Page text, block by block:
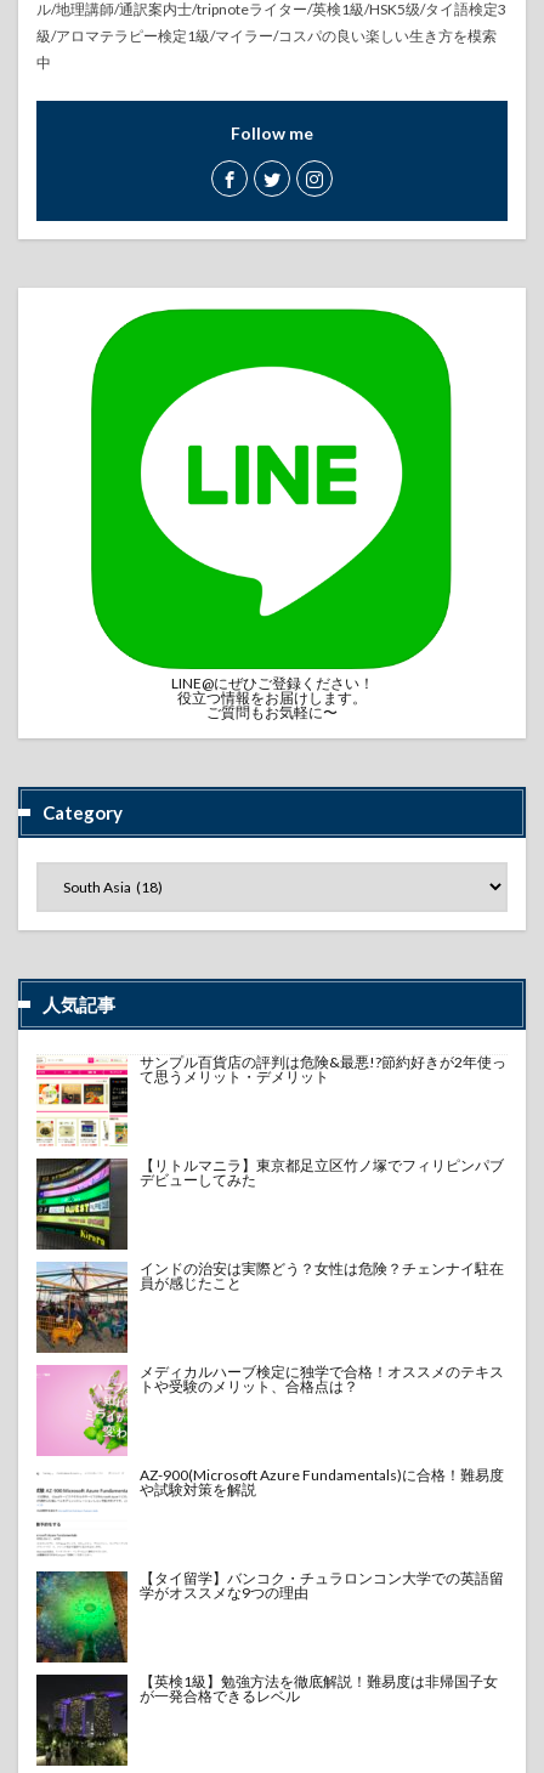
ル/地理講師/通訳案内士/tripnoteライター/英検1級/HSK5级/タイ語検定3
級/アロマテラピー検定1級/マイラー/コスパの良い楽しい生き方を模索
中
Follow me
LINE@にぜひご登録ください！
役立つ情報をお届けします。
ご質問もお気軽に〜
Category
人気記事
サンプル百貨店の評判は危険&最悪!?節約好きが2年使っ
て思うメリット・デメリット
【リトルマニラ】東京都足立区竹ノ塚でフィリピンパブ
デビューしてみた
インドの治安は実際どう？女性は危険？チェンナイ駐在
員が感じたこと
メディカルハーブ検定に独学で合格！オススメのテキス
トや受験のメリット、合格点は？
AZ-900(Microsoft Azure Fundamentals)に合格！難易度
や試験対策を解説
【タイ留学】バンコク・チュラロンコン大学での英語留
学がオススメな9つの理由
【英検1級】勉強方法を徹底解説！難易度は非帰国子女
が一発合格できるレベル